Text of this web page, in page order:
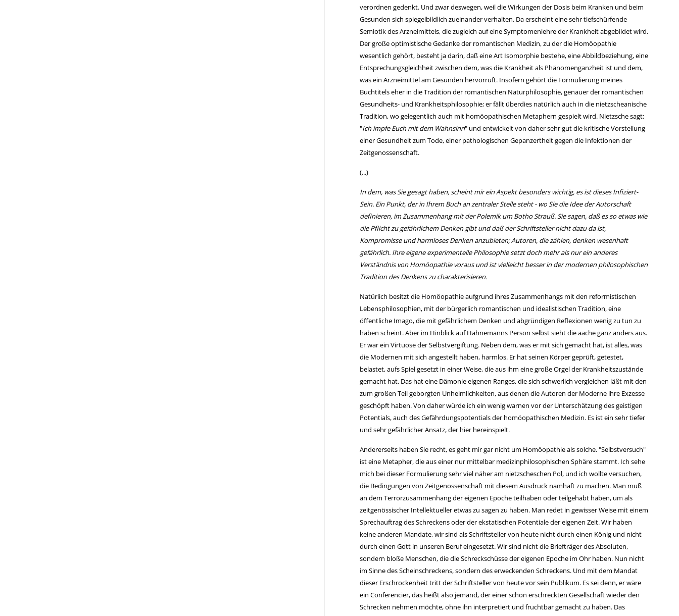
verordnen gedenkt. Und zwar deswegen, weil die Wirkungen der Dosis beim Kranken und beim
Gesunden sich spiegelbildlich zueinander verhalten. Da erscheint eine sehr tiefschürfende
Semiotik des Arzneimittels, die zugleich auf eine Symptomenlehre der Krankheit abgebildet wird.
Der große optimistische Gedanke der romantischen Medizin, zu der die Homöopathie
wesentlich gehört, besteht ja darin, daß eine Art Isomorphie bestehe, eine Abbildbeziehung, eine
Entsprechungsgleichheit zwischen dem, was die Krankheit als Phänomenganzheit ist und dem,
was ein Arzneimittel am Gesunden hervorruft. Insofern gehört die Formulierung meines
Buchtitels eher in die Tradition der romantischen Naturphilosophie, genauer der romantischen
Gesundheits- und Krankheitsphilosophie; er fällt überdies natürlich auch in die nietzscheanische
Tradition, wo gelegentlich auch mit homöopathischen Metaphern gespielt wird. Nietzsche sagt:
"Ich impfe Euch mit dem Wahnsinn" und entwickelt von daher sehr gut die kritische Vorstellung
einer Gesundheit zum Tode, einer pathologischen Gepanzertheit gegen die Infektionen der
Zeitgenossenschaft.
(...)
In dem, was Sie gesagt haben, scheint mir ein Aspekt besonders wichtig, es ist dieses Infiziert-
Sein. Ein Punkt, der in Ihrem Buch an zentraler Stelle steht - wo Sie die Idee der Autorschaft
definieren, im Zusammenhang mit der Polemik um Botho Strauß. Sie sagen, daß es so etwas wie
die Pflicht zu gefährlichem Denken gibt und daß der Schriftsteller nicht dazu da ist,
Kompromisse und harmloses Denken anzubieten; Autoren, die zählen, denken wesenhaft
gefährlich. Ihre eigene experimentelle Philosophie setzt doch mehr als nur ein anderes
Verständnis von Homöopathie voraus und ist vielleicht besser in der modernen philosophischen
Tradition des Denkens zu charakterisieren.
Natürlich besitzt die Homöopathie aufgrund ihres Zusammenhangs mit den reformistischen
Lebensphilosophien, mit der bürgerlich romantischen und idealistischen Tradition, eine
öffentliche Imago, die mit gefährlichem Denken und abgründigen Reflexionen wenig zu tun zu
haben scheint. Aber im Hinblick auf Hahnemanns Person selbst sieht die aache ganz anders aus.
Er war ein Virtuose der Selbstvergiftung. Neben dem, was er mit sich gemacht hat, ist alles, was
die Modernen mit sich angestellt haben, harmlos. Er hat seinen Körper geprüft, getestet,
belastet, aufs Spiel gesetzt in einer Weise, die aus ihm eine große Orgel der Krankheitszustände
gemacht hat. Das hat eine Dämonie eigenen Ranges, die sich schwerlich vergleichen läßt mit den
zum großen Teil geborgten Unheimlichkeiten, aus denen die Autoren der Moderne ihre Exzesse
geschöpft haben. Von daher würde ich ein wenig warnen vor der Unterschätzung des geistigen
Potentials, auch des Gefährdungspotentials der homöopathischen Medizin. Es ist ein sehr tiefer
und sehr gefährlicher Ansatz, der hier hereinspielt.
Andererseits haben Sie recht, es geht mir gar nicht um Homöopathie als solche. "Selbstversuch"
ist eine Metapher, die aus einer nur mittelbar medizinphilosophischen Sphäre stammt. Ich sehe
mich bei dieser Formulierung sehr viel näher am nietzscheschen Pol, und ich wollte versuchen,
die Bedingungen von Zeitgenossenschaft mit diesem Ausdruck namhaft zu machen. Man muß
an dem Terrorzusammenhang der eigenen Epoche teilhaben oder teilgehabt haben, um als
zeitgenössischer Intellektueller etwas zu sagen zu haben. Man redet in gewisser Weise mit einem
Sprechauftrag des Schreckens oder der ekstatischen Potentiale der eigenen Zeit. Wir haben
keine anderen Mandate, wir sind als Schriftsteller von heute nicht durch einen König und nicht
durch einen Gott in unseren Beruf eingesetzt. Wir sind nicht die Briefträger des Absoluten,
sondern bloße Menschen, die die Schreckschüsse der eigenen Epoche im Ohr haben. Nun nicht
im Sinne des Scheinschreckens, sondern des erweckenden Schreckens. Und mit dem Mandat
dieser Erschrockenheit tritt der Schriftsteller von heute vor sein Publikum. Es sei denn, er wäre
ein Conferencier, das heißt also jemand, der einer schon erschreckten Gesellschaft wieder den
Schrecken nehmen möchte, ohne ihn interpretiert und fruchtbar gemacht zu haben. Das